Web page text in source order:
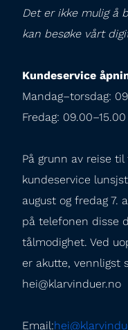
Det er ikke mulig å
kan besøke vårt
Kundeservice
Mandag–torsdag:
Fredag: 09.00–15.00
På grunn av reise
kundeservice
august og fredag 7.
på telefonen disse
tålmodighet. Ved
er akutte, vennligst
hei@klarvinduer.no
Email: